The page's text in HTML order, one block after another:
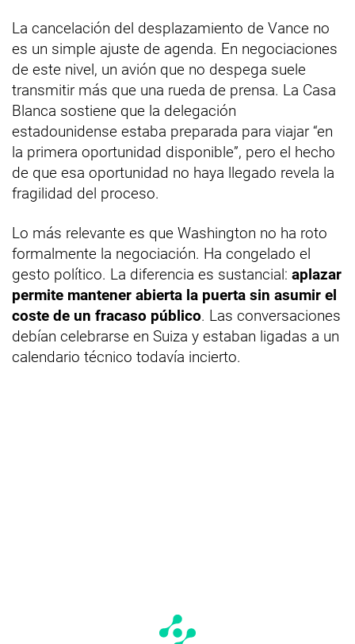
La cancelación del desplazamiento de Vance no
es un simple ajuste de agenda. En negociaciones
de este nivel, un avión que no despega suele
transmitir más que una rueda de prensa. La Casa
Blanca sostiene que la delegación
estadounidense estaba preparada para viajar “en
la primera oportunidad disponible”, pero el hecho
de que esa oportunidad no haya llegado revela la
fragilidad del proceso.
Lo más relevante es que Washington no ha roto
formalmente la negociación. Ha congelado el
gesto político. La diferencia es sustancial: aplazar
permite mantener abierta la puerta sin asumir el
coste de un fracaso público. Las conversaciones
debían celebrarse en Suiza y estaban ligadas a un
calendario técnico todavía incierto.